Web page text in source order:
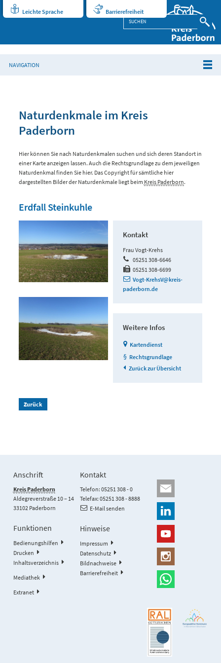
Leichte Sprache Barrierefreiheit
NAVIGATION
Naturdenkmale im Kreis
Paderborn
Hier können Sie nach Naturdenkmalen suchen und sich deren Standort in
einer Karte anzeigen lassen. Auch die Rechtsgrundlage zu dem jeweiligen
Naturdenkmal finden Sie hier. Das Copyright für sämtliche hier
dargestellten Bilder der Naturdenkmale liegt beim Kreis Paderborn.
Erdfall Steinkuhle
Kontakt
Frau Vogt-Krehs
05251 308-6646
05251 308-6699
Vogt-KrehsV@kreis-
paderborn.de
Weitere Infos
Kartendienst
Rechtsgrundlage
Zurück zur Übersicht
Zurück
Anschrift
Kreis Paderborn
Aldegreverstraße 10 – 14
33102 Paderborn
Kontakt
Telefon: 05251 308 - 0
Telefax: 05251 308 - 8888
E-Mail senden
Funktionen
Bedienungshilfen
Drucken
Inhaltsverzeichnis
Mediathek
Extranet
Hinweise
Impressum
Datenschutz
Bildnachweise
Barrierefreiheit